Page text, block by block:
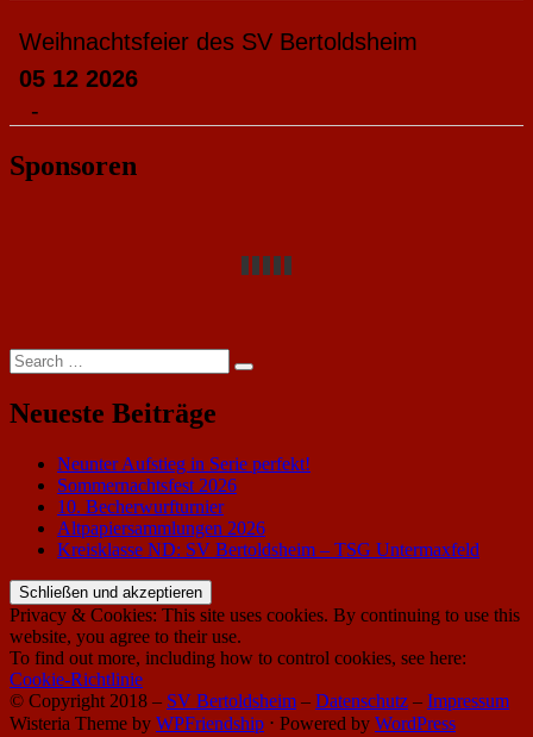
Weihnachtsfeier des SV Bertoldsheim
05 12 2026
-
Sponsoren
Search
for:
Search
Neueste Beiträge
Neunter Aufstieg in Serie perfekt!
Sommernachtsfest 2026
10. Becherwurfturnier
Altpapiersammlungen 2026
Kreisklasse ND: SV Bertoldsheim – TSG Untermaxfeld
Privacy & Cookies: This site uses cookies. By continuing to use this
website, you agree to their use.
To find out more, including how to control cookies, see here:
Cookie-Richtlinie
© Copyright 2018 – SV Bertoldsheim – Datenschutz – Impressum
Wisteria Theme by WPFriendship ⋅ Powered by WordPress